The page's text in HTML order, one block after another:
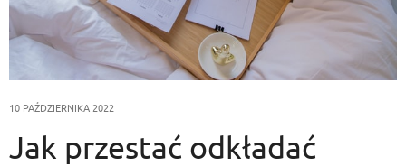
10 PAŹDZIERNIKA 2022
Jak przestać odkładać